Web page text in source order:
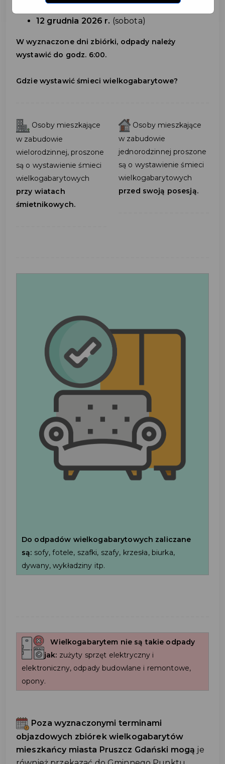
12 grudnia 2026 r. (sobota)
W wyznaczone dni zbiórki, odpady należy
wystawić do godz. 6:00.
Gdzie wystawić śmieci wielkogabarytowe?
Osoby mieszkające
w zabudowie
wielorodzinnej, proszone
są o wystawienie śmieci
wielkogabarytowych
przy wiatach
śmietnikowych.
Osoby mieszkające
w zabudowie
jednorodzinnej proszone
są o wystawienie śmieci
wielkogabarytowych
przed swoją posesją.
Do odpadów wielkogabarytowych zaliczane
są: sofy, fotele, szafki, szafy, krzesła, biurka,
dywany, wykładziny itp.
Wielkogabarytem nie są takie odpady
jak: zużyty sprzęt elektryczny i
elektroniczny, odpady budowlane i remontowe,
opony.
Poza wyznaczonymi terminami
objazdowych zbiórek wielkogabarytów
mieszkańcy miasta Pruszcz Gdański mogą je